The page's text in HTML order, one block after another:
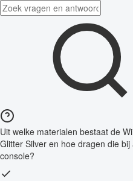
Uit welke materialen bestaat de
Glitter Silver en hoe dragen die
console?